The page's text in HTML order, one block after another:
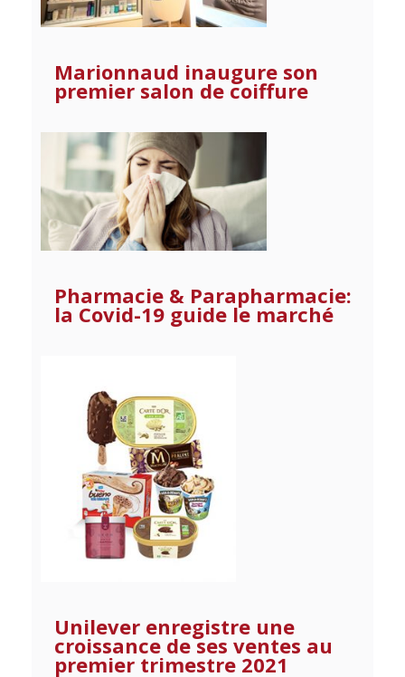
Marionnaud inaugure son
premier salon de coiffure
Pharmacie & Parapharmacie:
la Covid-19 guide le marché
Unilever enregistre une
croissance de ses ventes au
premier trimestre 2021